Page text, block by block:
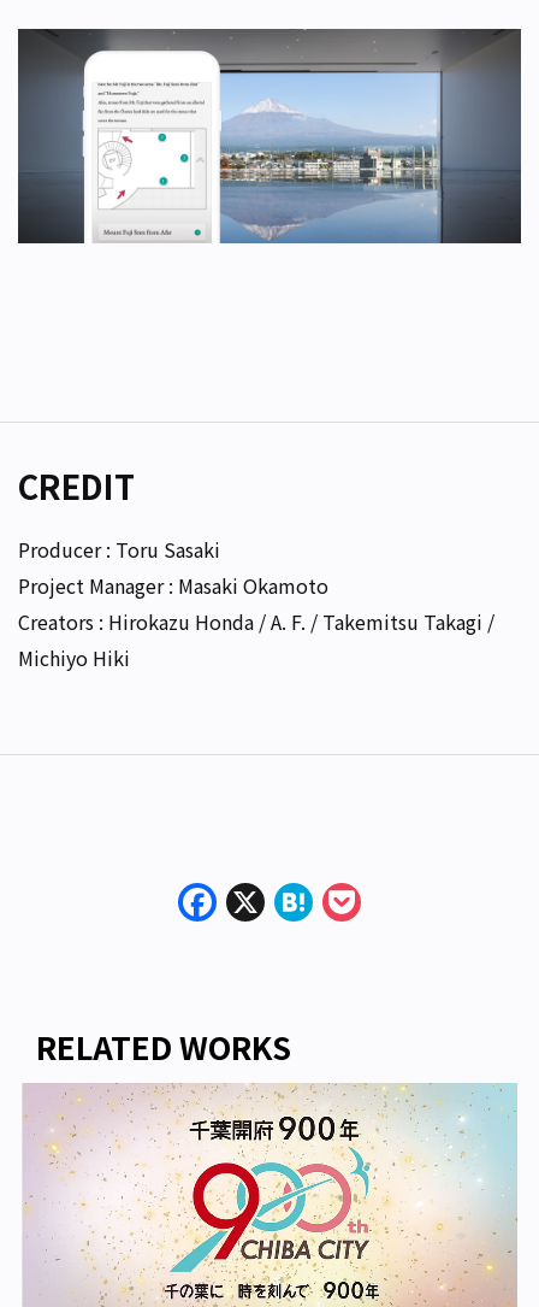
CREDIT
Producer : Toru Sasaki
Project Manager : Masaki Okamoto
Creators : Hirokazu Honda / A. F. / Takemitsu Takagi /
Michiyo Hiki
Facebook
X Hatena
RELATED WORKS